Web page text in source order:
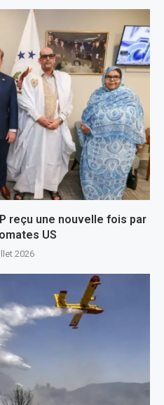
reçu une nouvelle fois par
US
2026